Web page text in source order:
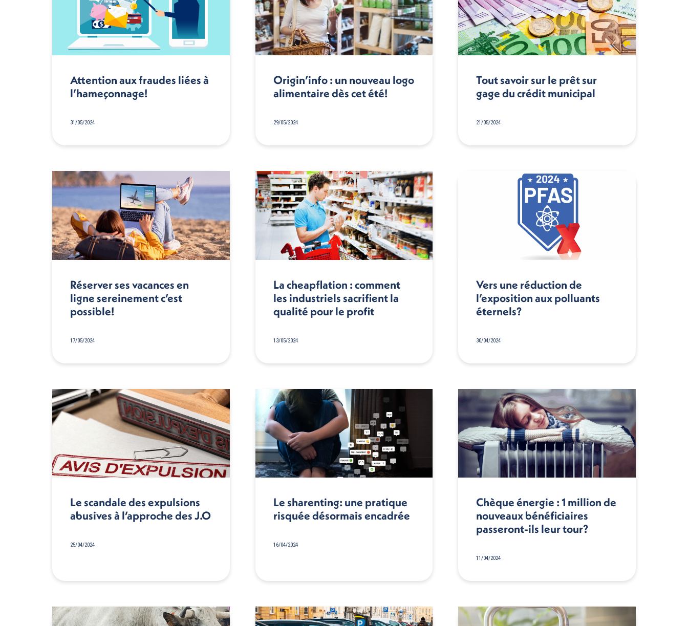
Attention aux fraudes liées à
l’hameçonnage!
31/05/2024
Origin’info : un nouveau logo
alimentaire dès cet été!
29/05/2024
Tout savoir sur le prêt sur
gage du crédit municipal
21/05/2024
Réserver ses vacances en
ligne sereinement c’est
possible!
17/05/2024
La cheapflation : comment
les industriels sacrifient la
qualité pour le profit
13/05/2024
Vers une réduction de
l’exposition aux polluants
éternels?
30/04/2024
Le scandale des expulsions
abusives à l’approche des J.O
25/04/2024
Le sharenting: une pratique
risquée désormais encadrée
16/04/2024
Chèque énergie : 1 million de
nouveaux bénéficiaires
passeront-ils leur tour?
11/04/2024